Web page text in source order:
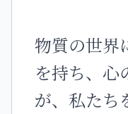
物質の世界
を持ち、心
が、私たち